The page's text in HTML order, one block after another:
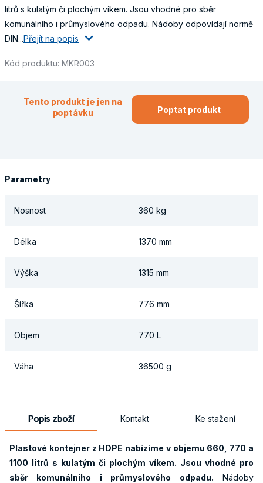
litrů s kulatým či plochým víkem. Jsou vhodné pro sběr
komunálního i průmyslového odpadu. Nádoby odpovídají normě
DIN...Přejít na popis
Kód produktu: MKR003
Tento produkt je jen na
poptávku
Poptat produkt
Parametry
Nosnost 360 kg
Délka 1370 mm
Výška 1315 mm
Šířka 776 mm
Objem 770 L
Váha 36500 g
Popis zboží Kontakt Ke stažení
Plastové kontejner z HDPE nabízíme v objemu 660, 770 a
1100 litrů s kulatým či plochým víkem. Jsou vhodné pro
sběr komunálního i průmyslového odpadu. Nádoby